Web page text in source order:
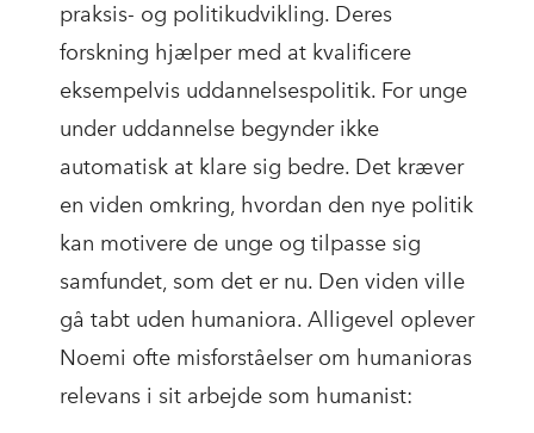
praksis- og politikudvikling. Deres
forskning hjælper med at kvalificere
eksempelvis uddannelsespolitik. For unge
under uddannelse begynder ikke
automatisk at klare sig bedre. Det kræver
en viden omkring, hvordan den nye politik
kan motivere de unge og tilpasse sig
samfundet, som det er nu. Den viden ville
gå tabt uden humaniora. Alligevel oplever
Noemi ofte misforståelser om humanioras
relevans i sit arbejde som humanist: